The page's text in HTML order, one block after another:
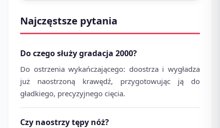
Najczęstsze pytania
Do czego służy gradacja 2000?
Do ostrzenia wykańczającego: doostrza i wygładza
już naostrzoną krawędź, przygotowując ją do
gładkiego, precyzyjnego cięcia.
Czy naostrzy tępy nóż?